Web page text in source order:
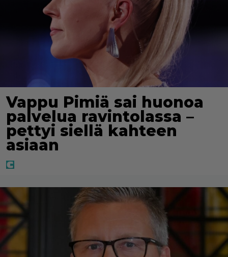
Vappu Pimiä sai huonoa
palvelua ravintolassa –
pettyi siellä kahteen
asiaan